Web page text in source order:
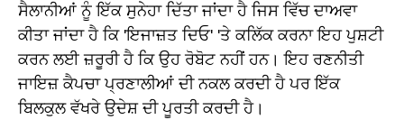
ਸੈਲਾਨੀਆਂ ਨੂੰ ਇੱਕ ਸੁਨੇਹਾ ਦਿੱਤਾ ਜਾਂਦਾ ਹੈ ਜਿਸ ਵਿੱਚ ਦਾਅਵਾ
ਕੀਤਾ ਜਾਂਦਾ ਹੈ ਕਿ 'ਇਜਾਜ਼ਤ ਦਿਓ' 'ਤੇ ਕਲਿੱਕ ਕਰਨਾ ਇਹ ਪੁਸ਼ਟੀ
ਕਰਨ ਲਈ ਜ਼ਰੂਰੀ ਹੈ ਕਿ ਉਹ ਰੋਬੋਟ ਨਹੀਂ ਹਨ। ਇਹ ਰਣਨੀਤੀ
ਜਾਇਜ਼ ਕੈਪਚਾ ਪ੍ਰਣਾਲੀਆਂ ਦੀ ਨਕਲ ਕਰਦੀ ਹੈ ਪਰ ਇੱਕ
ਬਿਲਕੁਲ ਵੱਖਰੇ ਉਦੇਸ਼ ਦੀ ਪੂਰਤੀ ਕਰਦੀ ਹੈ।